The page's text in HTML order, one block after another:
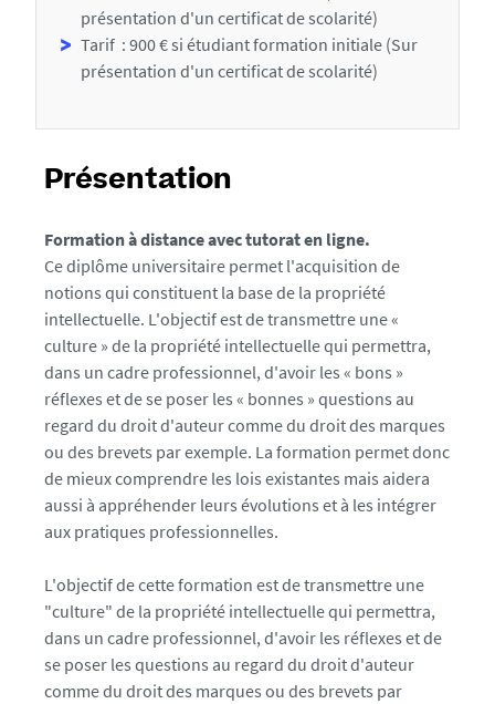
présentation d'un certificat de scolarité)
Tarif : 900 € si étudiant formation initiale (Sur
présentation d'un certificat de scolarité)
Présentation
Formation à distance avec tutorat en ligne.
Ce diplôme universitaire permet l'acquisition de
notions qui constituent la base de la propriété
intellectuelle. L'objectif est de transmettre une «
culture » de la propriété intellectuelle qui permettra,
dans un cadre professionnel, d'avoir les « bons »
réflexes et de se poser les « bonnes » questions au
regard du droit d'auteur comme du droit des marques
ou des brevets par exemple. La formation permet donc
de mieux comprendre les lois existantes mais aidera
aussi à appréhender leurs évolutions et à les intégrer
aux pratiques professionnelles.
L'objectif de cette formation est de transmettre une
"culture" de la propriété intellectuelle qui permettra,
dans un cadre professionnel, d'avoir les réflexes et de
se poser les questions au regard du droit d'auteur
comme du droit des marques ou des brevets par